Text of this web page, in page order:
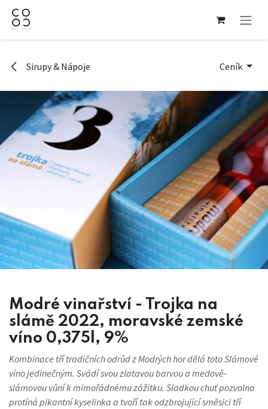
Přejít na obsah
Sirupy & Nápoje Ceník
Modré vinařství - Trojka na
slámě 2022, moravské zemské
víno 0,375l, 9%
Kombinace tří tradičních odrůd z Modrých hor dělá toto Slámové
víno jedinečným. Svádí svou zlatavou barvou a medově-
slámovou vůní k mimořádnému zážitku. Sladkou chuť pozvolna
protíná pikantní kyselinka a tvoří tak odzbrojující směsici tří